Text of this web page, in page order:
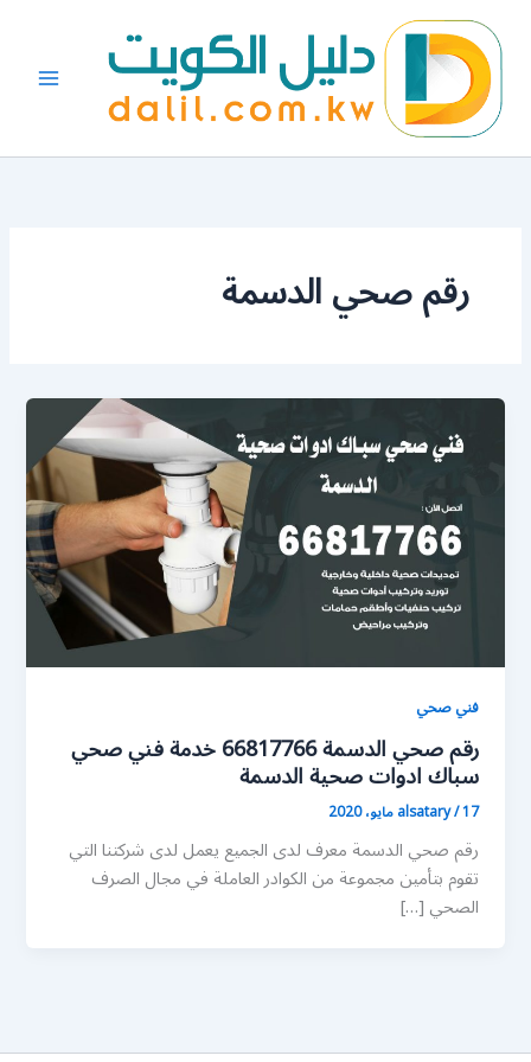
المحتوى
رقم صحي الدسمة
فني صحي
رقم صحي الدسمة 66817766 خدمة فني صحي
سباك ادوات صحية الدسمة
alsatary/17 مايو، 2020
رقم صحي الدسمة معرف لدى الجميع يعمل لدى شركتنا التي
تقوم بتأمين مجموعة من الكوادر العاملة في مجال الصرف
الصحي […]